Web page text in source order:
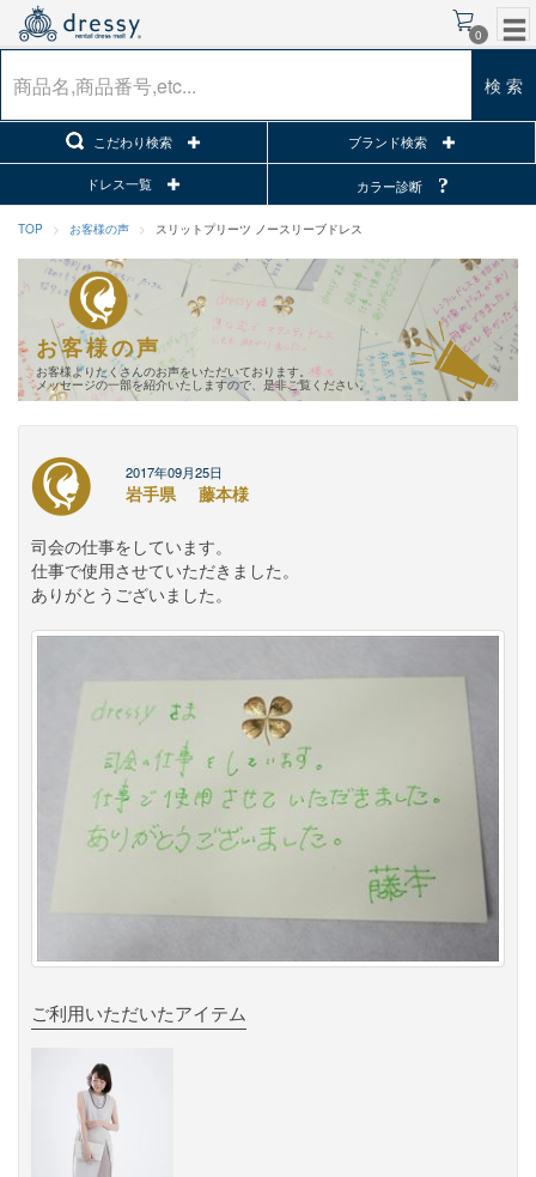
0
検 索
こだわり検索 ブランド検索
ドレス一覧 カラー診断
TOP お客様の声 スリットプリーツ ノースリーブドレス
お客様の声
お客様よりたくさんのお声をいただいております。
メッセージの一部を紹介いたしますので、是非ご覧ください。
2017年09月25日
岩手県 藤本様
司会の仕事をしています。
仕事で使用させていただきました。
ありがとうございました。
ご利用いただいたアイテム